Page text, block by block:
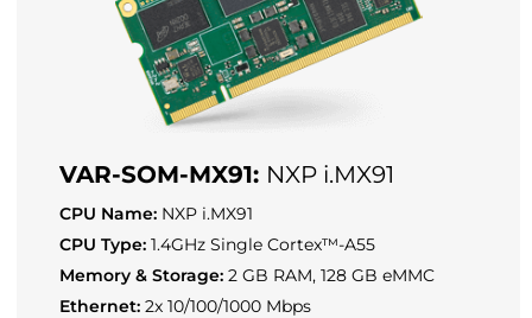
VAR-SOM-MX91: NXP i.MX91
CPU Name: NXP i.MX91
CPU Type: 1.4GHz Single Cortex™-A55
Memory & Storage: 2 GB RAM, 128 GB eMMC
Ethernet: 2x 10/100/1000 Mbps